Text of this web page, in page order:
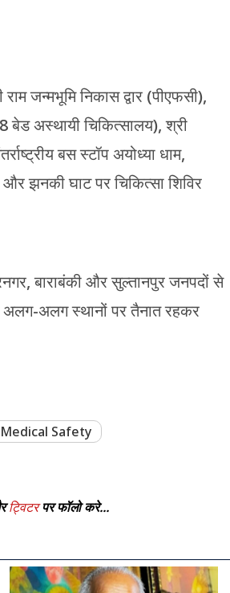
जन्मभूमि निकास द्वार (पीएफसी),
बेड अस्थायी चिकित्सालय), श्री
बस स्टॉप अयोध्या धाम,
झनकी घाट पर चिकित्सा शिविर
बाराबंकी और सुल्तानपुर जनपदों से
अलग-अलग स्थानों पर तैनात रहकर
Medical Safety
ट्विटरपर फॉलो करे...